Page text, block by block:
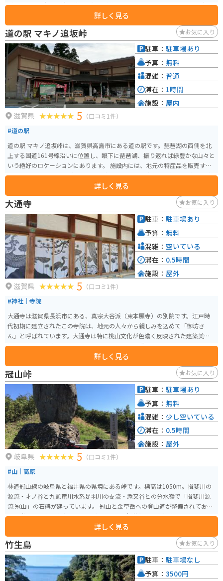
ができます。春には桜、秋には紅葉が美しく、特にバイクでのツーリングに
おすすめです。道の駅には、地元の新鮮な野菜や果物を販売する農産物直売
所や、伊吹そばなどの地元グルメが味わえるレストランがあります。 伊吹山
は日本百名山の一つであり、登山道も整備されています。登山に挑戦する際
は、道の駅 伊吹の里で情報収集をするのがおすすめです。また、周辺には、
醒井宿など歴史的な観光スポットも点在しているので、歴史好きの方にもお
すすめです。
詳しく見る
道の駅 マキノ追坂峠 お気に入り
滋賀県 5 （口コミ1件）
#道の駅
道の駅 マキノ追坂峠は、滋賀県高島市にある道の駅です。琵琶湖の西側を北
上する国道161号線沿いに位置し、眼下に琵琶湖、振り返れば緑豊かな山々と
いう絶好のロケーションにあります。 施設内には、地元の特産品を販売する
ショップやレストランがあり、近江牛や琵琶湖産の淡水魚を使った料理など
を楽しめます。なかでも、地元マキノ町でとれた蕎麦の実を使った手打ち蕎
麦が人気です。 バイクツーリングで訪れる際は、道の駅に併設された駐車場
にバイクを停められます。琵琶湖を眺めながらの休憩は格別です。周辺には、
メタセコイア並木や白鬚神社など、風光明媚な観光スポットも多く点在して
おり、ツーリングの拠点としても最適です。道の駅で観光パンフレットも手
に入るので、ぜひ立ち寄ってみてください。
詳しく見る
駐車： 駐車場あり
予算： 無料
混雑： 普通
滞在： 1時間
施設： 屋内
大通寺 お気に入り
滋賀県 5 （口コミ1件）
#神社｜寺院
大通寺は滋賀県長浜市にある、真宗大谷派（東本願寺）の別院です。江戸時
代初期に建立されたこの寺院は、地元の人々から親しみを込めて「御坊さ
ん」と呼ばれています。大通寺は特に桃山文化が色濃く反映された建築美を
持ち、本堂や大広間は伏見城の遺構と伝えられる重要文化財で、絢爛豪華な
装飾が施されています。伊吹山を借景にした庭園もあり、四季折々の美しい
景色を楽しむことができます。長浜黒壁スクエアから徒歩で5分程度です。寺
の周辺や黒壁スクエアの近くに駐車場がいくつもあるのでアクセスはとても
良いです。ただ、お店は早めに閉まるので17時よりも前に行くのが良いで
す。商店街が楽しめるので周辺の散策は徒歩がオススメです。
詳しく見る
駐車： 駐車場あり
予算： 無料
混雑： 空いている
滞在： 0.5時間
施設： 屋外
冠山峠 お気に入り
岐阜県 5 （口コミ1件）
#山｜高原
林道冠山線の岐阜県と福井県の県境にある峠です。標高は1050m。揖斐川の
源流・才ノ谷と九頭竜川水系足羽川の支流・添又谷との分水嶺で「揖斐川源
流 冠山」の石碑が建っています。 冠山と金草岳への登山道が整備されてお
り、登山者の為の駐車スペースがあります。福井側、岐阜側共に狭路かつ悪
路であり（一応、未舗装路はほぼない）、通行には十分の注意が必要です。
また、降雪期の11月下旬から翌年6月頃までは冬期通行止めとなるので、冬季
は事前に確認しておきましょう。
詳しく見る
駐車： 駐車場あり
予算： 無料
混雑： 少し空いている
滞在： 0.5時間
施設： 屋外
竹生島 お気に入り
駐車： 駐車場なし
予算： 3500円